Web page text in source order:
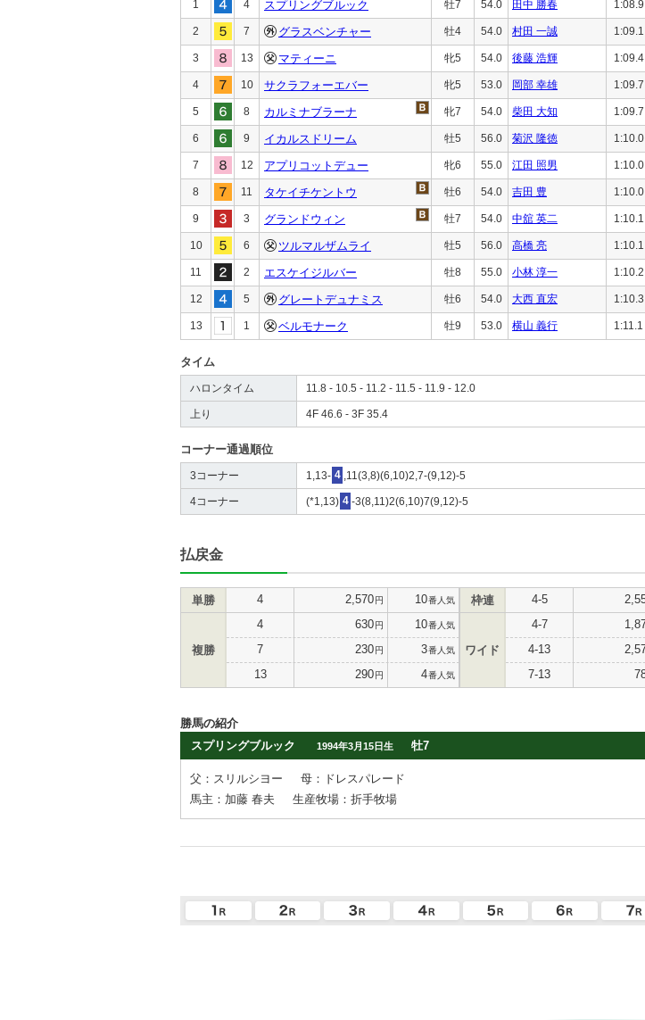
1 4 スプリングブルック 牡7 54.0 田中 勝春 1:08.9
2 7 グラスベンチャー 牡4 54.0 村田 一誠 1:09.1
3 13 マティーニ 牝5 54.0 後藤 浩輝 1:09.4
4 10 サクラフォーエバー 牝5 53.0 岡部 幸雄 1:09.7
5 8 カルミナブラーナ 牝7 54.0 柴田 大知 1:09.7
6 9 イカルスドリーム 牡5 56.0 菊沢 隆徳 1:10.0
7 12 アプリコットデュー 牝6 55.0 江田 照男 1:10.0
8 11 タケイチケントウ 牡6 54.0 吉田 豊 1:10.0
9 3 グランドウィン 牡7 54.0 中舘 英二 1:10.1
10 6 ツルマルザムライ 牡5 56.0 高橋 亮 1:10.1
11 2 エスケイジルバー 牡8 55.0 小林 淳一 1:10.2
12 5 グレートデュナミス 牡6 54.0 大西 直宏 1:10.3
13 1 ベルモナーク 牡9 53.0 横山 義行 1:11.1
タイム
ハロンタイム 11.8 - 10.5 - 11.2 - 11.5 - 11.9 - 12.0
上り 4F 46.6 - 3F 35.4
コーナー通過順位
3コーナー 1,13- 4 ,11(3,8)(6,10)2,7-(9,12)-5
4コーナー (*1,13) 4 -3(8,11)2(6,10)7(9,12)-5
払戻金
単勝 4 2,570円 10番人気
複勝
4 630円 10番人気
7 230円 3番人気
13 290円 4番人気
枠連 4-5
ワイド
4-7
4-13
7-13
勝馬の紹介
スプリングブルック
1994年3月15日生 牡7
父：スリルシヨー
母：ドレスパレード
馬主：加藤 春夫
生産牧場：折手牧場